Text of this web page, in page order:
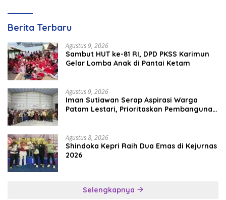
Berita Terbaru
Agustus 9, 2026
Sambut HUT ke-81 RI, DPD PKSS Karimun
Gelar Lomba Anak di Pantai Ketam
Agustus 9, 2026
Iman Sutiawan Serap Aspirasi Warga
Patam Lestari, Prioritaskan Pembangunan
Agustus 8, 2026
Shindoka Kepri Raih Dua Emas di Kejurnas
2026
Selengkapnya